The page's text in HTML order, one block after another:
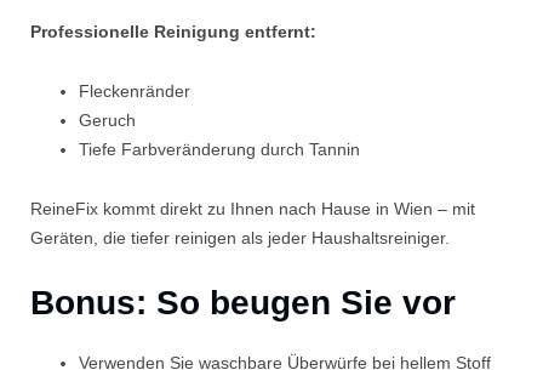
Professionelle Reinigung entfernt:
Fleckenränder
Geruch
Tiefe Farbveränderung durch Tannin
ReineFix kommt direkt zu Ihnen nach Hause in Wien – mit
Geräten, die tiefer reinigen als jeder Haushaltsreiniger.
Bonus: So beugen Sie vor
Verwenden Sie waschbare Überwürfe bei hellem Stoff